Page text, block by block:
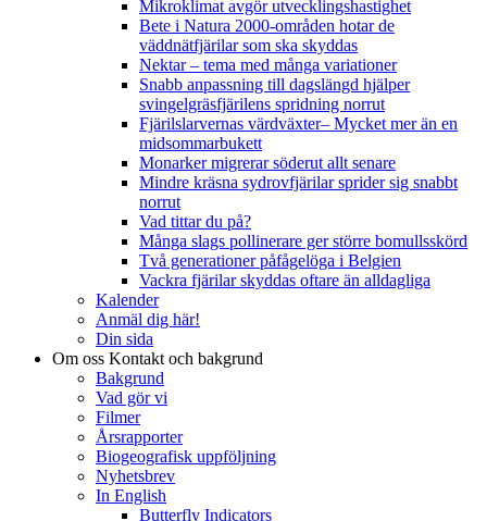
Mikroklimat avgör utvecklingshastighet
Bete i Natura 2000-områden hotar de
väddnätfjärilar som ska skyddas
Nektar – tema med många variationer
Snabb anpassning till dagslängd hjälper
svingelgräsfjärilens spridning norrut
Fjärilslarvernas värdväxter– Mycket mer än en
midsommarbukett
Monarker migrerar söderut allt senare
Mindre kräsna sydrovfjärilar sprider sig snabbt
norrut
Vad tittar du på?
Många slags pollinerare ger större bomullsskörd
Två generationer påfågelöga i Belgien
Vackra fjärilar skyddas oftare än alldagliga
Kalender
Anmäl dig här!
Din sida
Om oss Kontakt och bakgrund
Bakgrund
Vad gör vi
Filmer
Årsrapporter
Biogeografisk uppföljning
Nyhetsbrev
In English
Butterfly Indicators